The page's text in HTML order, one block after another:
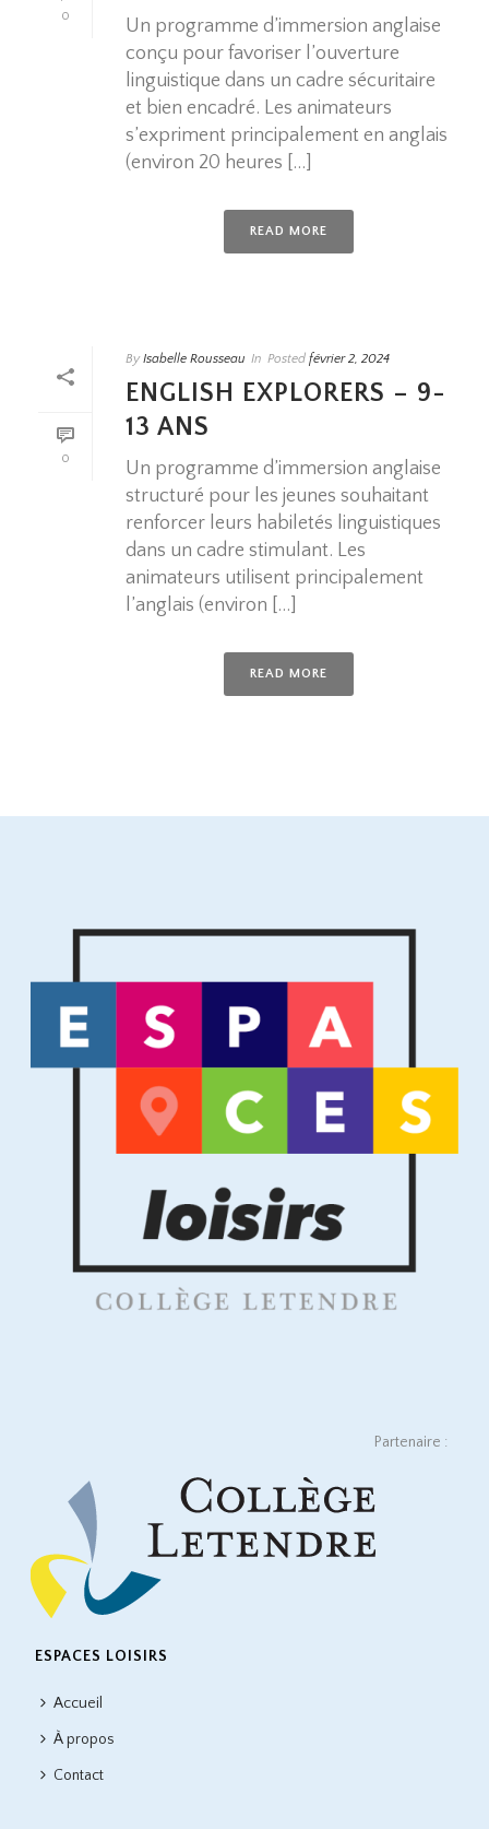
0
Un programme d’immersion anglaise
conçu pour favoriser l’ouverture
linguistique dans un cadre sécuritaire
et bien encadré. Les animateurs
s’expriment principalement en anglais
(environ 20 heures [...]
READ MORE
0
By Isabelle Rousseau In Posted février 2, 2024
ENGLISH EXPLORERS – 9-
13 ANS
Un programme d’immersion anglaise
structuré pour les jeunes souhaitant
renforcer leurs habiletés linguistiques
dans un cadre stimulant. Les
animateurs utilisent principalement
l’anglais (environ [...]
READ MORE
Partenaire :
ESPACES LOISIRS
Accueil
À propos
Contact